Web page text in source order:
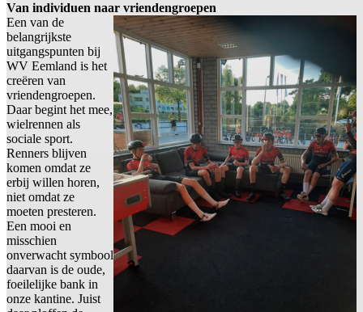
Van individuen naar vriendengroepen
Een van de
belangrijkste
uitgangspunten bij
WV Eemland is het
creëren van
vriendengroepen.
Daar begint het mee,
wielrennen als
sociale sport.
Renners blijven
komen omdat ze
erbij willen horen,
niet omdat ze
moeten presteren.
Een mooi en
misschien
onverwacht symbool
daarvan is de oude,
foeilelijke bank in
onze kantine. Juist